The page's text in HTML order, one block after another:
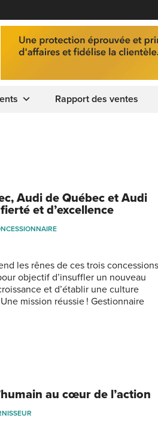
Rapport des ventes
Audi de Québec et Audi
et d’excellence
les rênes de ces trois concessions
objectif d’insuffler un nouveau
et d’établir une culture
mission réussie ! Gestionnaire
au cœur de l’action